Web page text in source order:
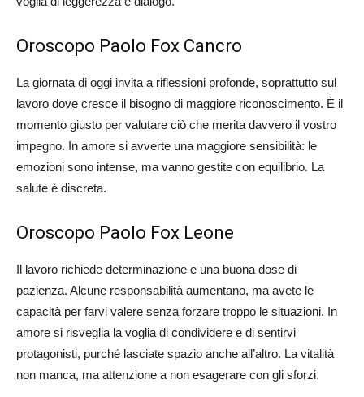
Oroscopo Paolo Fox Cancro
La giornata di oggi invita a riflessioni profonde, soprattutto sul
lavoro dove cresce il bisogno di maggiore riconoscimento. È il
momento giusto per valutare ciò che merita davvero il vostro
impegno. In amore si avverte una maggiore sensibilità: le
emozioni sono intense, ma vanno gestite con equilibrio. La
salute è discreta.
Oroscopo Paolo Fox Leone
Il lavoro richiede determinazione e una buona dose di
pazienza. Alcune responsabilità aumentano, ma avete le
capacità per farvi valere senza forzare troppo le situazioni. In
amore si risveglia la voglia di condividere e di sentirvi
protagonisti, purché lasciate spazio anche all’altro. La vitalità
non manca, ma attenzione a non esagerare con gli sforzi.